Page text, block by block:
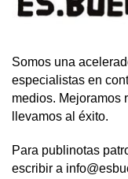
Somos una
especialistas en
medios. Mejoramos
llevamos al éxito.
Para publinotas
escribir a